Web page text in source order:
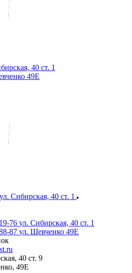
40 ст. 1
49Е
ул. Сибирская, 40 ст. 1
76 ул. Сибирская, 40 ст. 1
87 ул. Шевченко 49Е
40 ст. 9
49Е